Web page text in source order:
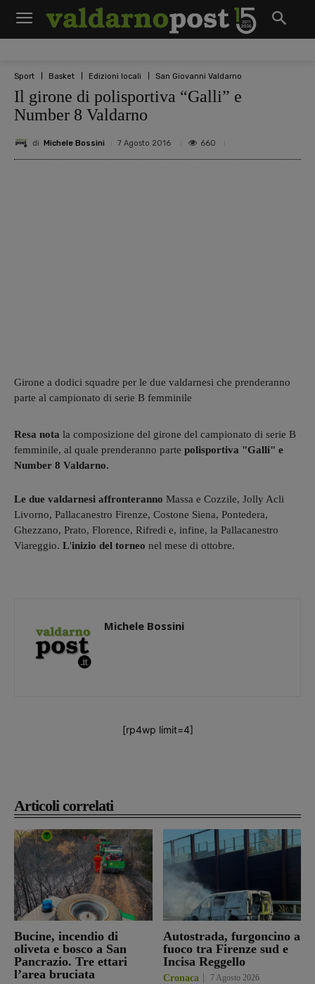
Sport Basket Edizioni locali San Giovanni Valdarno
Il girone di polisportiva “Galli” e
Number 8 Valdarno
di Michele Bossini 7 Agosto 2016 660
Articoli correlati
Bucine, incendio di
oliveta e bosco a San
Pancrazio. Tre ettari
l’area bruciata
Autostrada, furgoncino a
fuoco tra Firenze sud e
Incisa Reggello
Cronaca 7 Agosto 2026
Girone a dodici squadre per le due valdarnesi che prenderanno
parte al campionato di serie B femminile
Resa nota la composizione del girone del campionato di serie B
femminile, al quale prenderanno parte polisportiva "Galli" e
Number 8 Valdarno.
Le due valdarnesi affronteranno Massa e Cozzile, Jolly Acli
Livorno, Pallacanestro Firenze, Costone Siena, Pontedera,
Ghezzano, Prato, Florence, Rifredi e, infine, la Pallacanestro
Viareggio. L'inizio del torneo nel mese di ottobre.
Michele Bossini
[rp4wp limit=4]